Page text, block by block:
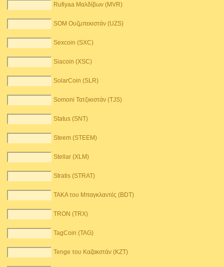
Rufiyaa Μαλδίβων (MVR)
SOM Ουζμπεκιστάν (UZS)
Sexcoin (SXC)
Siacoin (XSC)
SolarCoin (SLR)
Somoni Τατζικιστάν (TJS)
Status (SNT)
Steem (STEEM)
Stellar (XLM)
Stratis (STRAT)
TAKA του Μπαγκλαντές (BDT)
TRON (TRX)
TagCoin (TAG)
Tenge του Καζακστάν (KZT)